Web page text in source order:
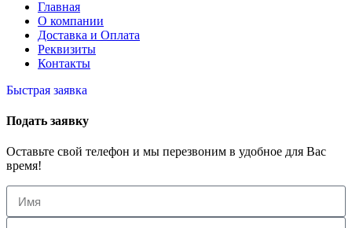
Главная
О компании
Доставка и Оплата
Реквизиты
Контакты
Быстрая заявка
Подать заявку
Оставьте свой телефон и мы перезвоним в удобное для Вас
время!